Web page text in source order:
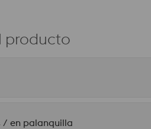
producto
/ en palanquilla